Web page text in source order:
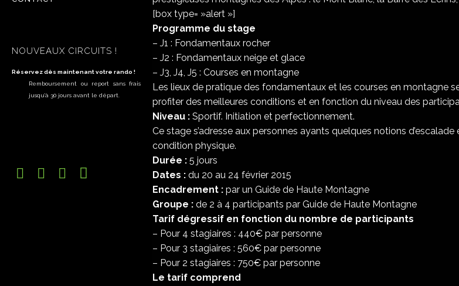
NOUVEAUX CIRCUITS !
Réservez dès maintenant votre rando !
Remboursement ou report sans frais
jusqu’à 30 jours avant le départ.
[box type= »alert »]
Programme du stage
– J1 : Fondamentaux rocher
– J2 : Fondamentaux neige et glace
– J3, J4, J5 : Courses en montagne
Les lieux de pratique des fondamentaux et les courses en montagne
profiter des meilleures conditions et en fonction du niveau des
Niveau : Sportif. Initiation et perfectionnement.
Ce stage s’adresse aux personnes ayants quelques notions d’escalade
condition physique.
Durée : 5 jours
Dates : du 20 au 24 février 2015
Encadrement : par un Guide de Haute Montagne
Groupe : de 2 à 4 participants par Guide de Haute Montagne
Tarif dégressif en fonction du nombre de participants
– Pour 4 stagiaires : 440€ par personne
– Pour 3 stagiaires : 560€ par personne
– Pour 2 stagiaires : 750€ par personne
Le tarif comprend